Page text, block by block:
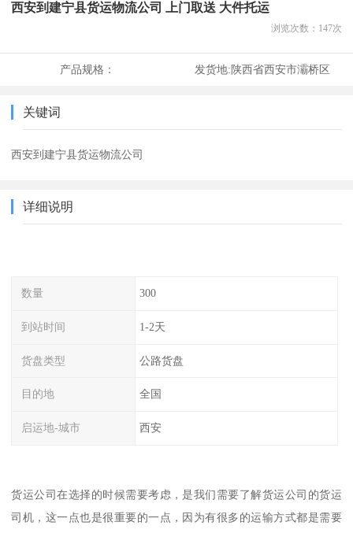
西安到建宁县货运物流公司 上门取送 大件托运
浏览次数： 147次
产品规格： 发货地:陕西省西安市灞桥区
关键词
西安到建宁县货运物流公司
详细说明
数量 300
到站时间 1-2天
货盘类型 公路货盘
目的地 全国
启运地-城市 西安
货运公司在选择的时候需要考虑，是我们需要了解货运公司的货运
司机，这一点也是很重要的一点，因为有很多的运输方式都是需要